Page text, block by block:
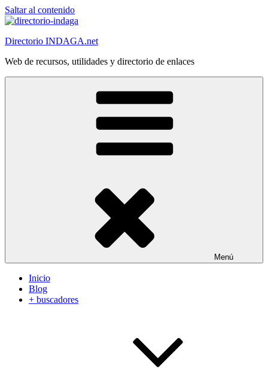
Saltar al contenido
Directorio INDAGA.net
Web de recursos, utilidades y directorio de enlaces
Menú
Inicio
Blog
+ buscadores